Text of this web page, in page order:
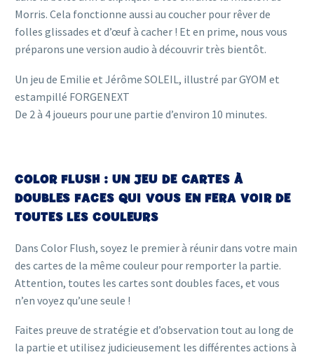
Morris. Cela fonctionne aussi au coucher pour rêver de
folles glissades et d’œuf à cacher ! Et en prime, nous vous
préparons une version audio à découvrir très bientôt.
Un jeu de Emilie et Jérôme SOLEIL, illustré par GYOM et
estampillé FORGENEXT
De 2 à 4 joueurs pour une partie d’environ 10 minutes.
COLOR FLUSH : UN JEU DE CARTES À
DOUBLES FACES QUI VOUS EN FERA VOIR DE
TOUTES LES COULEURS
Dans Color Flush, soyez le premier à réunir dans votre main
des cartes de la même couleur pour remporter la partie.
Attention, toutes les cartes sont doubles faces, et vous
n’en voyez qu’une seule !
Faites preuve de stratégie et d’observation tout au long de
la partie et utilisez judicieusement les différentes actions à